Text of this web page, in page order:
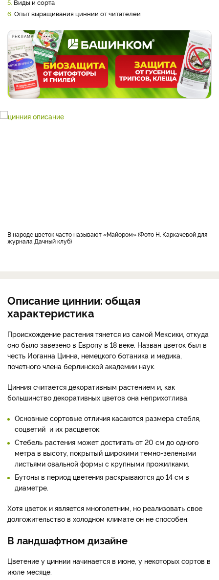
5. Виды и сорта
6. Опыт выращивания циннии от читателей
РЕКЛАМА
В народе цветок часто называют «Майором» (Фото Н. Каркачевой для
журнала Дачный клуб)
Описание циннии: общая
характеристика
Происхождение растения тянется из самой Мексики, откуда
оно было завезено в Европу в 18 веке. Назван цветок был в
честь Иоганна Цинна, немецкого ботаника и медика,
почетного члена берлинской академии наук.
Цинния считается декоративным растением и, как
большинство декоративных цветов она неприхотлива.
Основные сортовые отличия касаются размера стебля,
соцветий и их расцветок:
Стебель растения может достигать от 20 см до одного
метра в высоту, покрытый широкими темно-зелеными
листьями овальной формы с крупными прожилками.
Бутоны в период цветения раскрываются до 14 см в
диаметре.
Хотя цветок и является многолетним, но реализовать свое
долгожительство в холодном климате он не способен.
В ландшафтном дизайне
Цветение у циннии начинается в июне, у некоторых сортов в
июле месяце.